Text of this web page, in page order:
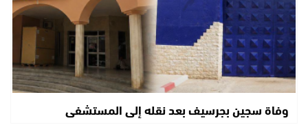
وفاة سجين بجرسيف بعد نقله إلى المستشفى